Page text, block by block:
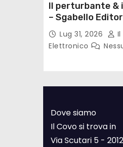
Il perturbante &
– Sgabello
Lug 31, 2026
Elettronico
Dove siamo
Il Covo si trova in
Via Scutari 5 -